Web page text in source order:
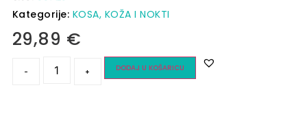
Kategorije: KOSA, KOŽA I NOKTI
29,89 €
- + DODAJ U KOŠARICU